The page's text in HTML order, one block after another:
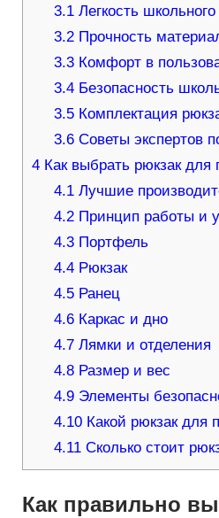
3.1 Легкость
3.2 Прочность
3.3 Комфорт в
3.4 Безопасность
3.5 Комплектация
3.6 Советы экспертов
4Как выбрать рюкзак для
4.1 Лучшие
4.2 Принцип работы и
4.3 Портфель
4.4 Рюкзак
4.5 Ранец
4.6 Каркас и дно
4.7 Лямки и отделения
4.8 Размер и вес
4.9 Элементы
4.10 Какой рюкзак для
4.11 Сколько стоит
Как правильно